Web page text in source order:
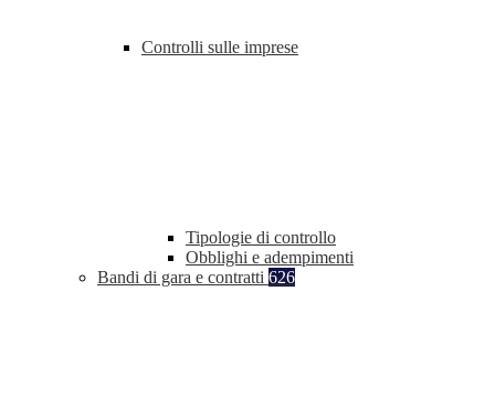
Controlli sulle imprese
Tipologie di controllo
Obblighi e adempimenti
Bandi di gara e contratti 626